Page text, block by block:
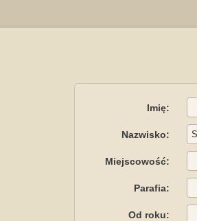
Imię:
Nazwisko:
Miejscowość:
Parafia:
Od roku: